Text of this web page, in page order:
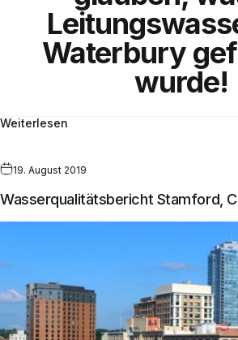
Waterbury
wurde!
Weiterlesen
19. August 2019
Wasserqualitätsbericht Stamford,